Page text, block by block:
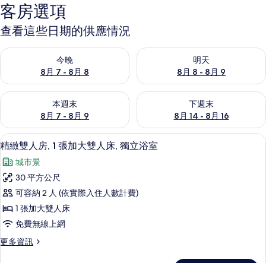
客房選項
查看這些日期的供應情況
今晚
8月 7 - 8月 8
查看今晚 (8月 7 - 8月 8) 的供應情況
明天
8月 8 - 8月 9
查看明天 (8月 8 - 8月 9) 的供
本週末
8月 7 - 8月 9
查看本週末 (8月 7 - 8月 9) 的供應情況
下週末
8月 14 - 8月 16
查看下週末 (8月 14 - 8月 16)
顯
示
精
緻
雙
人
1
精緻雙人房, 1 張加大雙人床, 獨立浴
6
精緻雙人房, 1 張加大雙人床, 獨立浴室
城市景
30 平方公尺
可容納 2 人 (依實際入住人數計費)
1 張加大雙人床
免費無線上網
更多資訊
更